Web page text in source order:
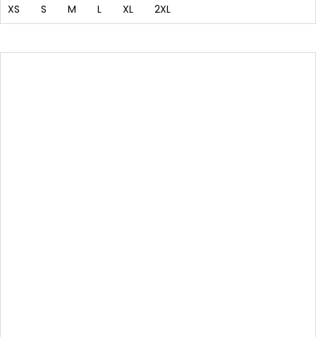
XS S M L XL 2XL